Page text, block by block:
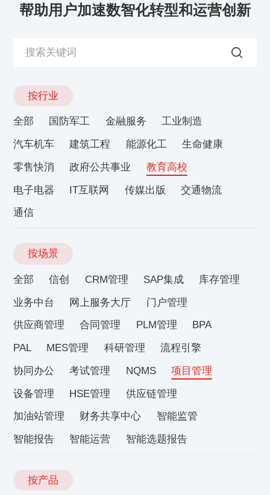
帮助用户加速数智化转型和运营创新
按行业
全部 国防军工 金融服务
工业制造
汽车机车
建筑工程 能源化工
生命健康
零售快消
政府公共事业
教育高校
电子电器
IT互联网 传媒出版
交通物流
通信
按场景
全部 信创 CRM管理 SAP集成
库存管理
业务中台
网上服务大厅
门户管理
供应商管理
合同管理 PLM管理
BPA
PAL
MES管理 科研管理
流程引擎
协同办公
考试管理 NQMS
项目管理
设备管理
HSE管理
供应链管理
加油站管理
财务共享中心
智能监管
智能报告
智能运营 智能选题报告
按产品